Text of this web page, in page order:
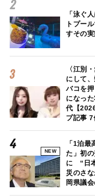
「泳ぐ
トプー
すその
〈江別
にして
バコを
になっ
代【
プ記事 7
NEW
「1泊
た」初
に “日
災のさ
岡県議会